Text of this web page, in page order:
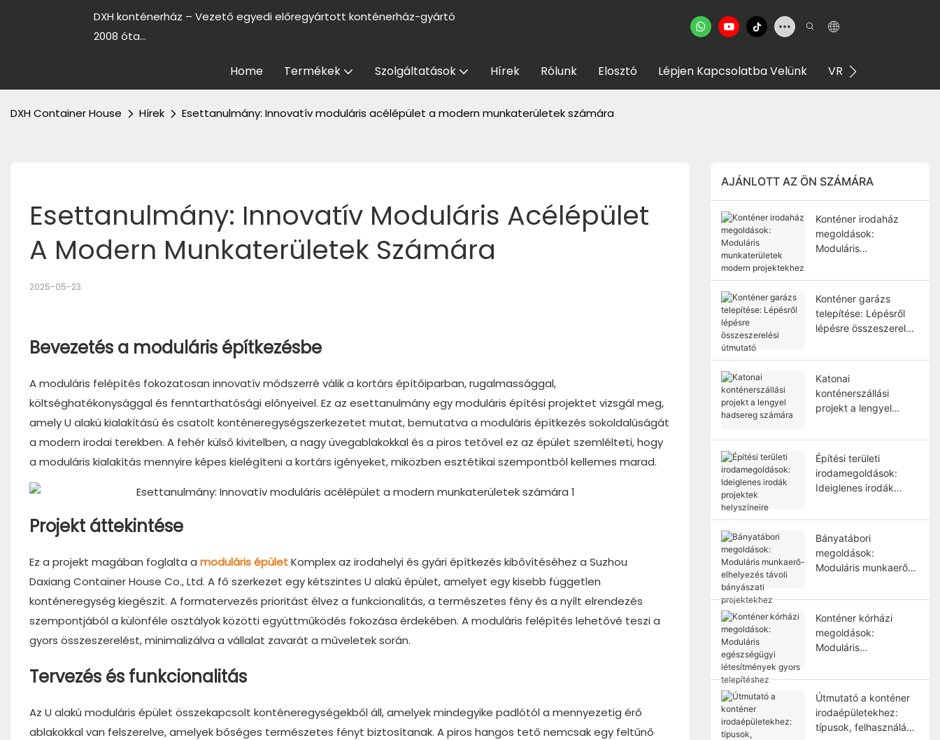
DXH konténerház – Vezető egyedi előregyártott konténerház-gyártó
2008 óta...
Home Termékek Szolgáltatások Hírek Rólunk Elosztó Lépjen Kapcsolatba Velünk VR Bemutatóterem
DXH Container House Hírek Esettanulmány: Innovatív moduláris acélépület a modern munkaterületek számára
Esettanulmány: Innovatív Moduláris Acélépület
A Modern Munkaterületek Számára
2025-05-23
Bevezetés a moduláris építkezésbe
A moduláris felépítés fokozatosan innovatív módszerré válik a kortárs építőiparban, rugalmassággal,
költséghatékonysággal és fenntarthatósági előnyeivel. Ez az esettanulmány egy moduláris építési projektet vizsgál meg,
amely U alakú kialakítású és csatolt konténeregységszerkezetet mutat, bemutatva a moduláris építkezés sokoldalúságát
a modern irodai terekben. A fehér külső kivitelben, a nagy üvegablakokkal és a piros tetővel ez az épület szemlélteti, hogy
a moduláris kialakítás mennyire képes kielégíteni a kortárs igényeket, miközben esztétikai szempontból kellemes marad.
Projekt áttekintése
Ez a projekt magában foglalta a moduláris épületKomplex az irodahelyi és gyári építkezés kibővítéséhez a Suzhou
Daxiang Container House Co., Ltd. A fő szerkezet egy kétszintes U alakú épület, amelyet egy kisebb független
konténeregység kiegészít. A formatervezés prioritást élvez a funkcionalitás, a természetes fény és a nyílt elrendezés
szempontjából a különféle osztályok közötti együttműködés fokozása érdekében. A moduláris felépítés lehetővé teszi a
gyors összeszerelést, minimalizálva a vállalat zavarát a műveletek során.
Tervezés és funkcionalitás
Az U alakú moduláris épület összekapcsolt konténeregységekből áll, amelyek mindegyike padlótól a mennyezetig érő
ablakokkal van felszerelve, amelyek bőséges természetes fényt biztosítanak. A piros hangos tető nemcsak egy feltűnő
AJÁNLOTT AZ ÖN SZÁMÁRA
Konténer irodaház
megoldások:
Moduláris
modern projektekhez
Konténer garázs
telepítése: Lépésről
lépésre összeszerelési
Katonai
konténerszállási
projekt a lengyel
Építési területi
irodamegoldások:
Ideiglenes irodák
Bányatábori
megoldások:
Moduláris munkaerő-
bányászati ​​
projektekhez
Konténer kórházi
megoldások:
Moduláris
létesítmények gyors
telepítéshez
Útmutató a konténer
irodaépületekhez:
típusok, felhasználási